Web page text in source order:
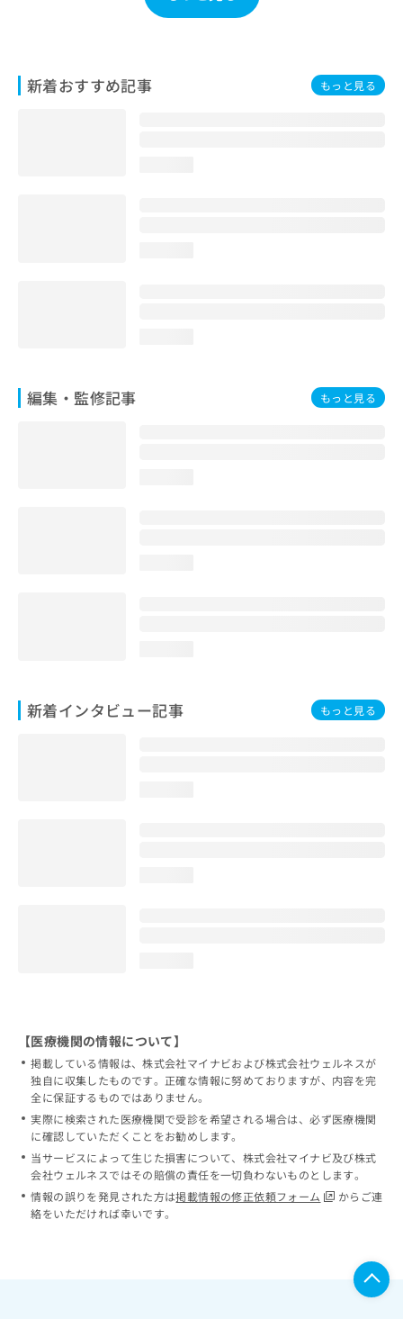
新着おすすめ記事 もっと見る
編集・監修記事 もっと見る
新着インタビュー記事 もっと見る
わ
【医療機関の情報について】
掲載している情報は、株式会社マイナビおよび株式会社ウェルネスが
独自に収集したものです。正確な情報に努めておりますが、内容を完
全に保証するものではありません。
実際に検索された医療機関で受診を希望される場合は、必ず医療機関
に確認していただくことをお勧めします。
当サービスによって生じた損害について、株式会社マイナビ及び株式
会社ウェルネスではその賠償の責任を一切負わないものとします。
情報の誤りを発見された方は掲載情報の修正依頼フォーム
からご連
絡をいただければ幸いです。